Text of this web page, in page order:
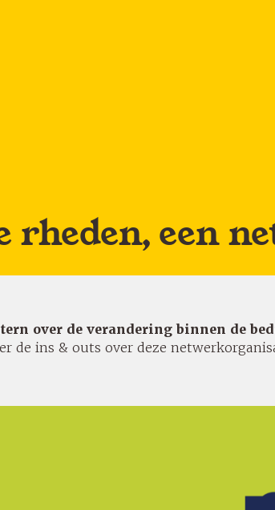
rheden, een
over de verandering binnen de
de ins & outs over deze